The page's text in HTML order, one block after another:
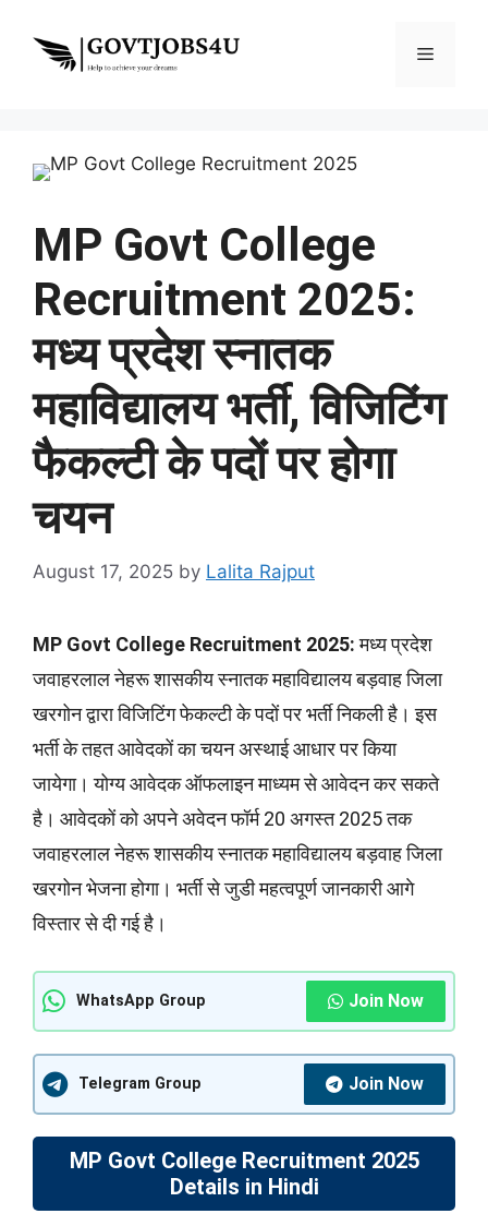
content
Menu
MP Govt College
Recruitment 2025:
मध्य प्रदेश स्नातक
महाविद्यालय भर्ती, विजिटिंग
फैकल्टी के पदों पर होगा
चयन
August 17, 2025 by Lalita Rajput
MP Govt College Recruitment 2025:मध्य प्रदेश
जवाहरलाल नेहरू शासकीय स्नातक महाविद्यालय बड़वाह जिला
खरगोन द्वारा विजिटिंग फेकल्टी के पदों पर भर्ती निकली है। इस
भर्ती के तहत आवेदकों का चयन अस्थाई आधार पर किया
जायेगा। योग्य आवेदक ऑफलाइन माध्यम से आवेदन कर सकते
है। आवेदकों को अपने अवेदन फॉर्म 20 अगस्त 2025 तक
जवाहरलाल नेहरू शासकीय स्नातक महाविद्यालय बड़वाह जिला
खरगोन भेजना होगा। भर्ती से जुडी महत्वपूर्ण जानकारी आगे
विस्तार से दी गई है।
WhatsApp Group Join Now
Telegram Group Join Now
MP Govt College Recruitment 2025
Details in Hindi